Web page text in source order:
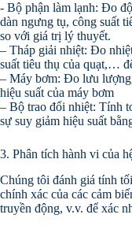
- Bộ phận làm lạnh: Đo
dàn ngưng tụ, công suất
so với giá trị lý thuyết.
– Tháp giải nhiệt: Đo
suất tiêu thụ của quạt,…
– Máy bơm: Đo lưu
hiệu suất của máy bơm
– Bộ trao đổi nhiệt: Tính
sự suy giảm hiệu suất
3. Phân tích hành vi của
Chúng tôi đánh giá tính
chính xác của các cảm
truyền động, v.v. để xác